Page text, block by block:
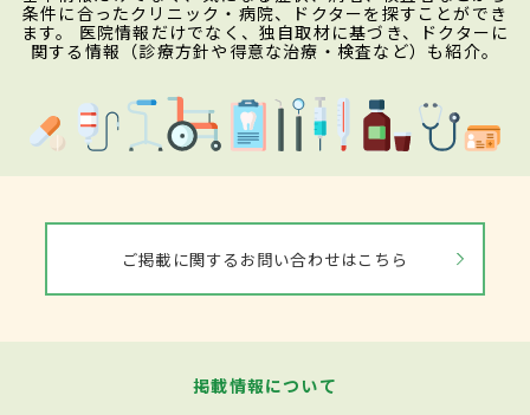
条件に合ったクリニック・病院、ドクターを探すことができ
ます。 医院情報だけでなく、独自取材に基づき、ドクターに
関する情報（診療方針や得意な治療・検査など）も紹介。
ご掲載に関するお問い合わせはこちら
掲載情報について